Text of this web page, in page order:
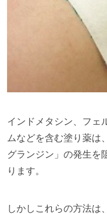
インドメタシン、フェ
ムなどを含む塗り薬は
グランジン」の発生を
ります。
しかしこれらの方法は